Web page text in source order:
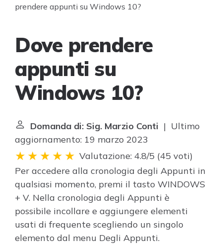
prendere appunti su Windows 10?
Dove prendere
appunti su
Windows 10?
Domanda di: Sig. Marzio Conti | Ultimo
aggiornamento: 19 marzo 2023
Valutazione: 4.8/5 (45 voti)
Per accedere alla cronologia degli Appunti in
qualsiasi momento, premi il tasto WINDOWS
+ V. Nella cronologia degli Appunti è
possibile incollare e aggiungere elementi
usati di frequente scegliendo un singolo
elemento dal menu Degli Appunti.